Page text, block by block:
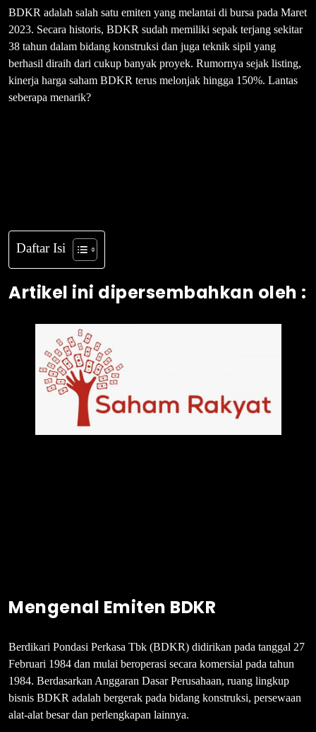
BDKR adalah salah satu emiten yang melantai di bursa pada Maret
2023. Secara historis, BDKR sudah memiliki sepak terjang sekitar
38 tahun dalam bidang konstruksi dan juga teknik sipil yang
berhasil diraih dari cukup banyak proyek. Rumornya sejak listing,
kinerja harga saham BDKR terus melonjak hingga 150%. Lantas
seberapa menarik?
Daftar Isi
Artikel ini dipersembahkan oleh :
Mengenal Emiten BDKR
Berdikari Pondasi Perkasa Tbk (BDKR) didirikan pada tanggal 27
Februari 1984 dan mulai beroperasi secara komersial pada tahun
1984. Berdasarkan Anggaran Dasar Perusahaan, ruang lingkup
bisnis BDKR adalah bergerak pada bidang konstruksi, persewaan
alat-alat besar dan perlengkapan lainnya.